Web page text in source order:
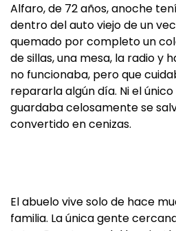
Alfaro, de 72 años, anoche
dentro del auto viejo de un
quemado por completo un
de sillas, una mesa, la radio y
no funcionaba, pero que
repararla algún día. Ni el
guardaba celosamente se
convertido en cenizas.
El abuelo vive solo de hace
familia. La única gente